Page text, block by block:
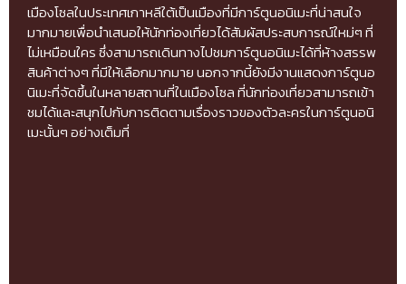
เมืองโซลในประเทศเกาหลีใต้เป็นเมืองที่มีการ์ตูนอนิเมะที่น่าสนใจ
มากมายเพื่อนำเสนอให้นักท่องเที่ยวได้สัมผัสประสบการณ์ใหม่ๆ ที่
ไม่เหมือนใคร ซึ่งสามารถเดินทางไปชมการ์ตูนอนิเมะได้ที่ห้างสรรพ
สินค้าต่างๆ ที่มีให้เลือกมากมาย นอกจากนี้ยังมีงานแสดงการ์ตูนอ
นิเมะที่จัดขึ้นในหลายสถานที่ในเมืองโซล ที่นักท่องเที่ยวสามารถเข้า
ชมได้และสนุกไปกับการติดตามเรื่องราวของตัวละครในการ์ตูนอนิ
เมะนั้นๆ อย่างเต็มที่